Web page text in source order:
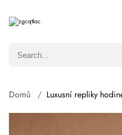
Domů Luxusní repliky